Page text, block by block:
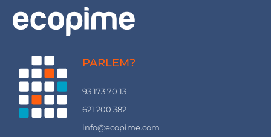
PARLEM?
93 173 70 13
621 200 382
info@ecopime.com